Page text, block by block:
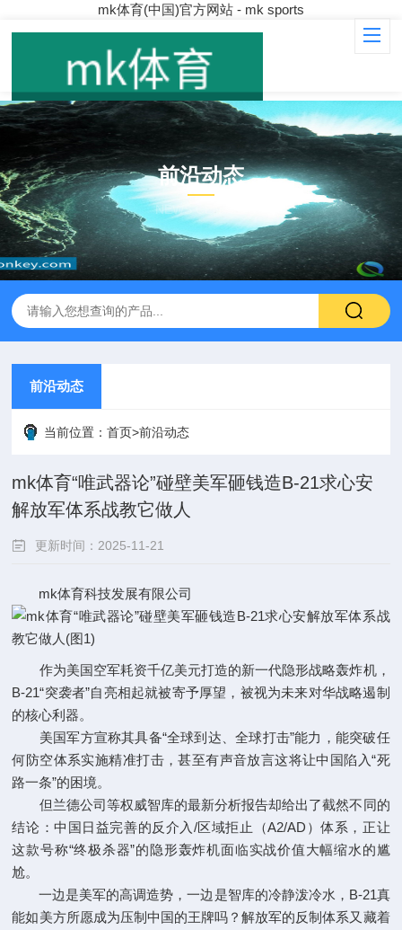
mk体育(中国)官方网站 - mk sports
前沿动态
NEWS CENTER
前沿动态
当前位置：首页>前沿动态
mk体育“唯武器论”碰壁美军砸钱造B-21求心安
解放军体系战教它做人
更新时间：2025-11-21
点击次数：
mk体育科技发展有限公司
作为美国空军耗资千亿美元打造的新一代隐形战略轰炸机，
B-21“突袭者”自亮相起就被寄予厚望，被视为未来对华战略遏制
的核心利器。
美国军方宣称其具备“全球到达、全球打击”能力，能突破任
何防空体系实施精准打击，甚至有声音放言这将让中国陷入“死
路一条”的困境。
但兰德公司等权威智库的最新分析报告却给出了截然不同的
结论：中国日益完善的反介入/区域拒止（A2/AD）体系，正让
这款号称“终极杀器”的隐形轰炸机面临实战价值大幅缩水的尴
尬。
一边是美军的高调造势，一边是智库的冷静泼冷水，B-21真
能如美方所愿成为压制中国的王牌吗？解放军的反制体系又藏着